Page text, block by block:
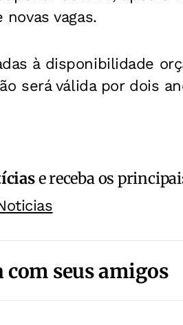
vagas.
à disponibilidade
será válida por dois
e receba os
seus amigos